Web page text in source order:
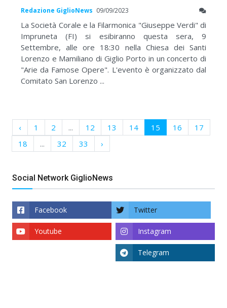
Redazione GiglioNews 09/09/2023
La Società Corale e la Filarmonica "Giuseppe Verdi" di
Impruneta (FI) si esibiranno questa sera, 9
Settembre, alle ore 18:30 nella Chiesa dei Santi
Lorenzo e Mamiliano di Giglio Porto in un concerto di
"Arie da Famose Opere". L'evento è organizzato dal
Comitato San Lorenzo ...
‹ 1 2 ... 12 13 14 15 16
17
18
... 32 33 ›
Social Network GiglioNews
Facebook Twitter
Instagram
Youtube
Telegram